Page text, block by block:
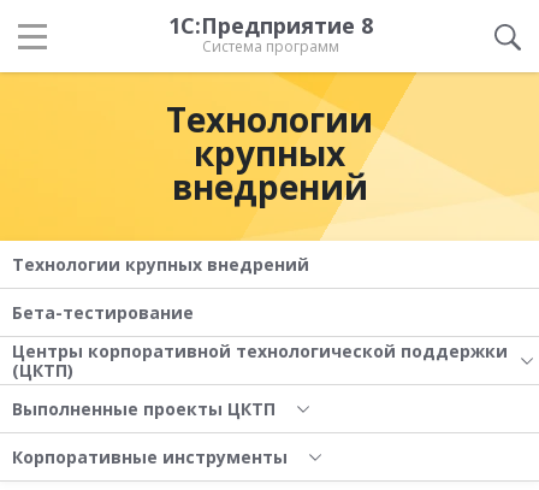
1С:Предприятие 8
Система программ
Технологии
крупных
внедрений
Технологии крупных внедрений
Бета-тестирование
Центры корпоративной технологической поддержки
(ЦКТП)
Выполненные проекты ЦКТП
Корпоративные инструменты